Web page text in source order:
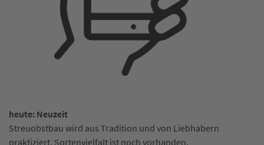
heute: Neuzeit
Streuobstbau wird aus Tradition und von Liebhabern
praktiziert. Sortenvielfalt ist noch vorhanden.